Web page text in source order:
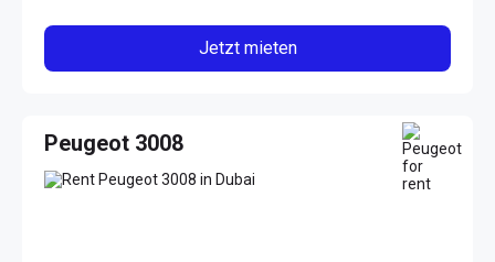
Jetzt mieten
Peugeot 3008